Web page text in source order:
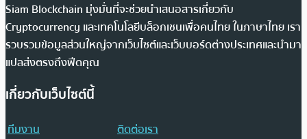
Siam Blockchain มุ่งมั่นที่จะช่วยนำเสนอสารเกี่ยวกับ
Cryptocurrency และเทคโนโลยีบล็อกเชนเพื่อคนไทย ในภาษาไทย เรา
รวบรวมข้อมูลส่วนใหญ่จากเว็บไซต์และเว็บบอร์ดต่างประเทศและนำมา
แปลส่งตรงถึงฟีดคุณ
เกี่ยวกับเว็บไซต์นี้
ทีมงาน
ติดต่อเรา